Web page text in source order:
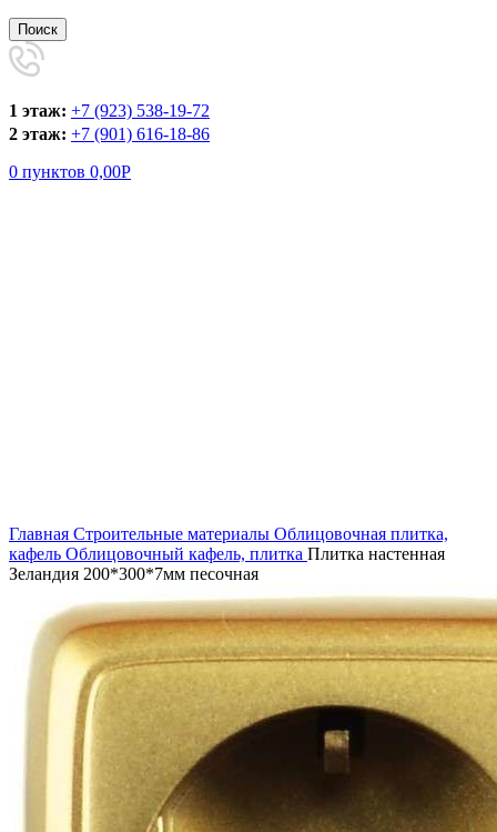
Поиск
1 этаж: +7 (923) 538-19-72
2 этаж: +7 (901) 616-18-86
0 пунктов 0,00Р
Главная Строительные материалы Облицовочная плитка,
кафель Облицовочный кафель, плитка Плитка настенная
Зеландия 200*300*7мм песочная